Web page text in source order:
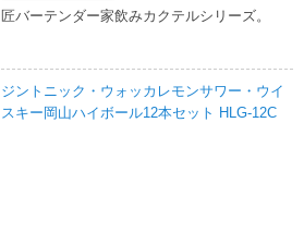
匠バーテンダー家飲みカクテルシリーズ。
ジントニック・ウォッカレモンサワー・ウイ
スキー岡山ハイボール12本セット HLG-12C